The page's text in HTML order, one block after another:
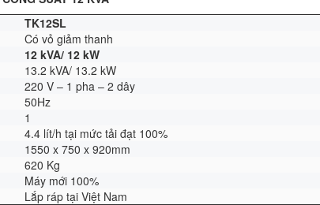
TK12SL
Có vỏ giảm thanh
12 kVA/ 12 kW
13.2 kVA/ 13.2 kW
220 V – 1 pha – 2 dây
50Hz
1
4.4 lít/h tại mức tải đạt 100%
1550 x 750 x 920mm
620 Kg
Máy mới 100%
Lắp ráp tại Việt Nam